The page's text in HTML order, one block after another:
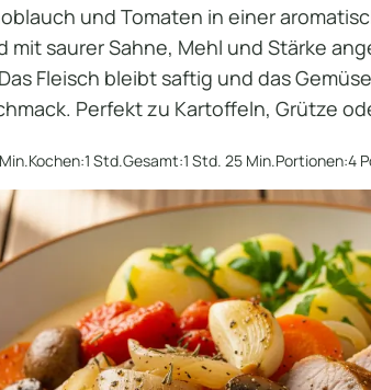
und Tomaten in einer
mit saurer Sahne, Mehl und Stärke
Fleisch bleibt saftig und das
Perfekt zu Kartoffeln, Grütze
Kochen:1 Std.Gesamt:1 Std. 25 Min.Portionen:4